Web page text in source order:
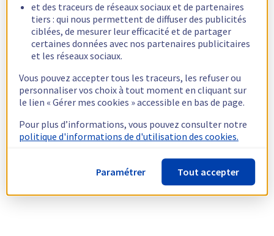
et des traceurs de réseaux sociaux et de partenaires
tiers : qui nous permettent de diffuser des publicités
ciblées, de mesurer leur efficacité et de partager
certaines données avec nos partenaires publicitaires
et les réseaux sociaux.
Vous pouvez accepter tous les traceurs, les refuser ou
personnaliser vos choix à tout moment en cliquant sur
le lien « Gérer mes cookies » accessible en bas de page.
Pour plus d’informations, vous pouvez consulter notre
politique d'informations de d'utilisation des cookies.
Paramétrer Tout accepter